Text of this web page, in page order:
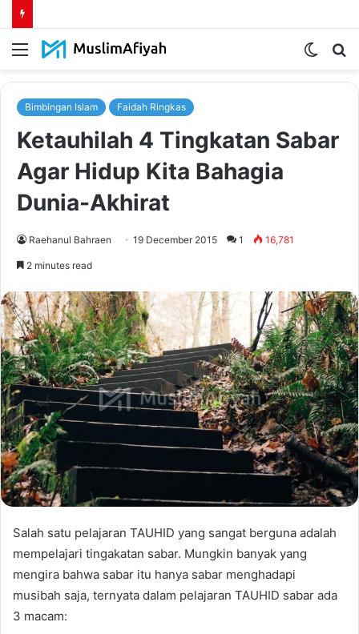
Menu
Switch
Bimbingan Islam Faidah Ringkas
Ketauhilah 4 Tingkatan Sabar
Agar Hidup Kita Bahagia
Dunia-Akhirat
Raehanul Bahraen 19 December 2015 1 16,781
2 minutes read
Salah satu pelajaran TAUHID yang sangat berguna adalah
mempelajari tingakatan sabar. Mungkin banyak yang
mengira bahwa sabar itu hanya sabar menghadapi
musibah saja, ternyata dalam pelajaran TAUHID sabar ada
3 macam: